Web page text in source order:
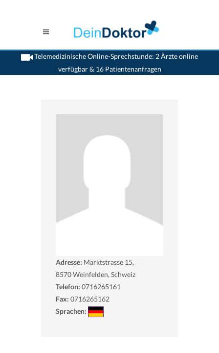
Telemedizinische Online-Sprechstunde: 2 Ärzte online
verfügbar & 16 Patientenanfragen
>Zahnaerzte>Weinfelden>Dr. Walter Forrer>Termin mit Dr. Walter Forrer
Adresse: Marktstrasse 15,
8570Weinfelden, Schweiz
Telefon: 0716265161
Fax: 0716265162
Sprachen: